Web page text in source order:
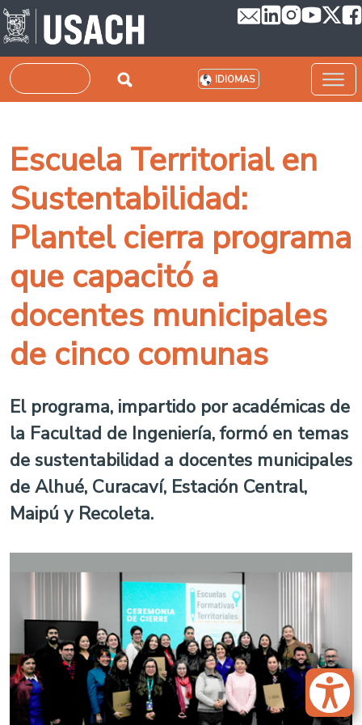
Pasar al contenido principal
Buscar IDIOMAS
Escuela Territorial en
Sustentabilidad:
Plantel cierra programa
que capacitó a
docentes municipales
de cinco comunas
El programa, impartido por académicas de
la Facultad de Ingeniería, formó en temas
de sustentabilidad a docentes municipales
de Alhué, Curacaví, Estación Central,
Maipú y Recoleta.